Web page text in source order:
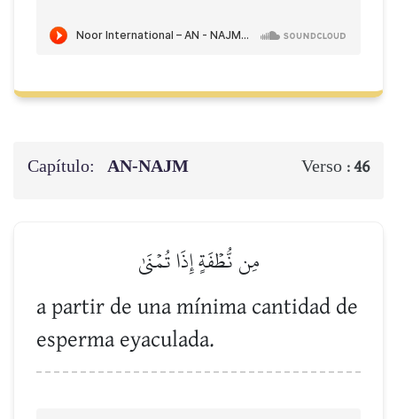
Capítulo: AN-NAJM Verso :46
مِن نُّطۡفَةٍ إِذَا تُمۡنَىٰ
a partir de una mínima cantidad de
esperma eyaculada.